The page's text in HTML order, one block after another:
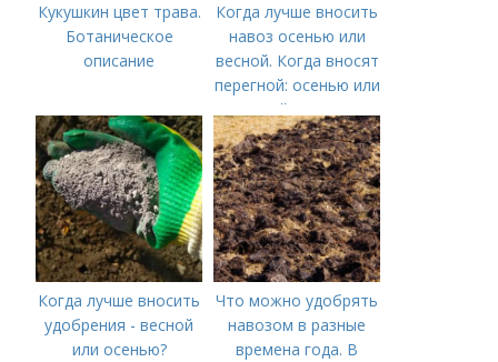
Кукушкин цвет трава.
Ботаническое
описание
Когда лучше вносить
навоз осенью или
весной. Когда вносят
перегной: осенью или
весной, правила
внесения удобрений
Когда лучше вносить
удобрения - весной
или осенью?
Что можно удобрять
навозом в разные
времена года. В